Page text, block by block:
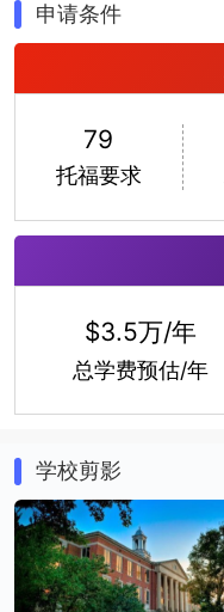
环境研究
自然科学
申请条件
79
托福要求
$3.5万/年
总学费预估/年
学校剪影